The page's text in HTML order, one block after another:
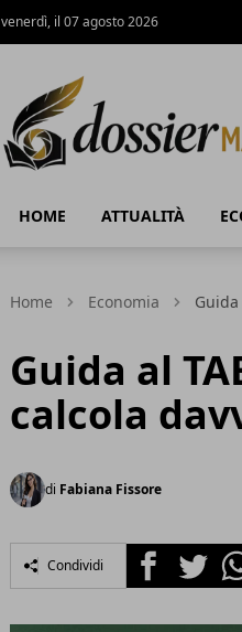
venerdì, il 07 agosto 2026
HOME ATTUALITÀ
Home Economia Guida
Guida al
calcola
di Fabiana Fissore
Condividi FacebookTwitter